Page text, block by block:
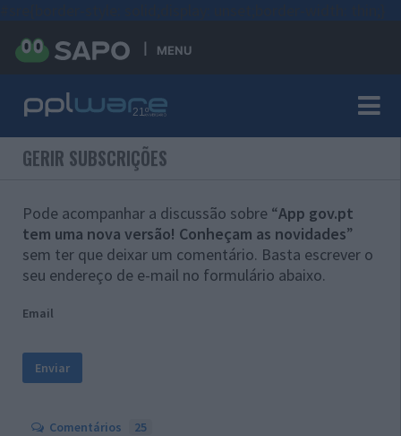
MENU
GERIR SUBSCRIÇÕES
Pode acompanhar a discussão sobre “App gov.pt
tem uma nova versão! Conheçam as novidades”
sem ter que deixar um comentário. Basta escrever o
seu endereço de e-mail no formulário abaixo.
Email
Comentários 25